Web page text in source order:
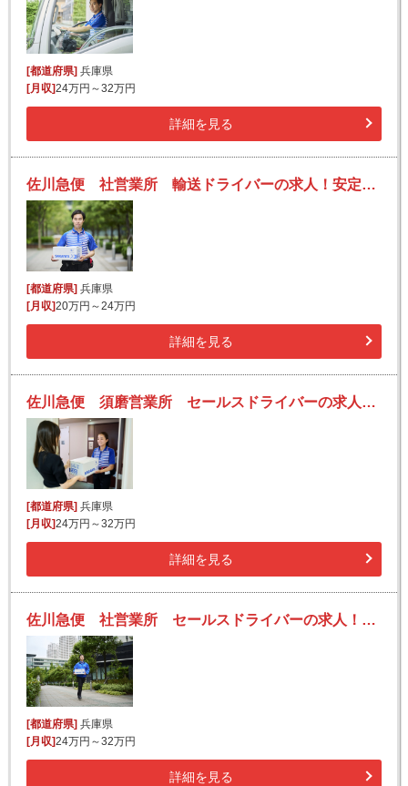
[都道府県] 兵庫県
[月収]24万円～32万円
詳細を見る
佐川急便 社営業所 輸送ドライバーの求人！安定収入と働きがい！大手の佐川急便で長期的に活躍できるチャンス♪
[都道府県] 兵庫県
[月収]20万円～24万円
詳細を見る
佐川急便 須磨営業所 セールスドライバーの求人！安定収入と働きがい！大手の佐川急便で長期的に活躍できるチャンス♪
[都道府県] 兵庫県
[月収]24万円～32万円
詳細を見る
佐川急便 社営業所 セールスドライバーの求人！安定収入と働きがい！大手の佐川急便で長期的に活躍できるチャンス♪
[都道府県] 兵庫県
[月収]24万円～32万円
詳細を見る